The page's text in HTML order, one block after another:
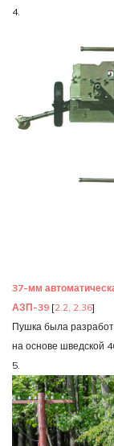
4.
37-мм
АЗП-39 [2.2, 2.36]
Пушка была
на основе шведской
5.